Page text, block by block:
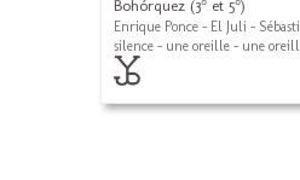
Bohórquez (3° et 5°)
Enrique Ponce - El Juli -
silence - une oreille - une